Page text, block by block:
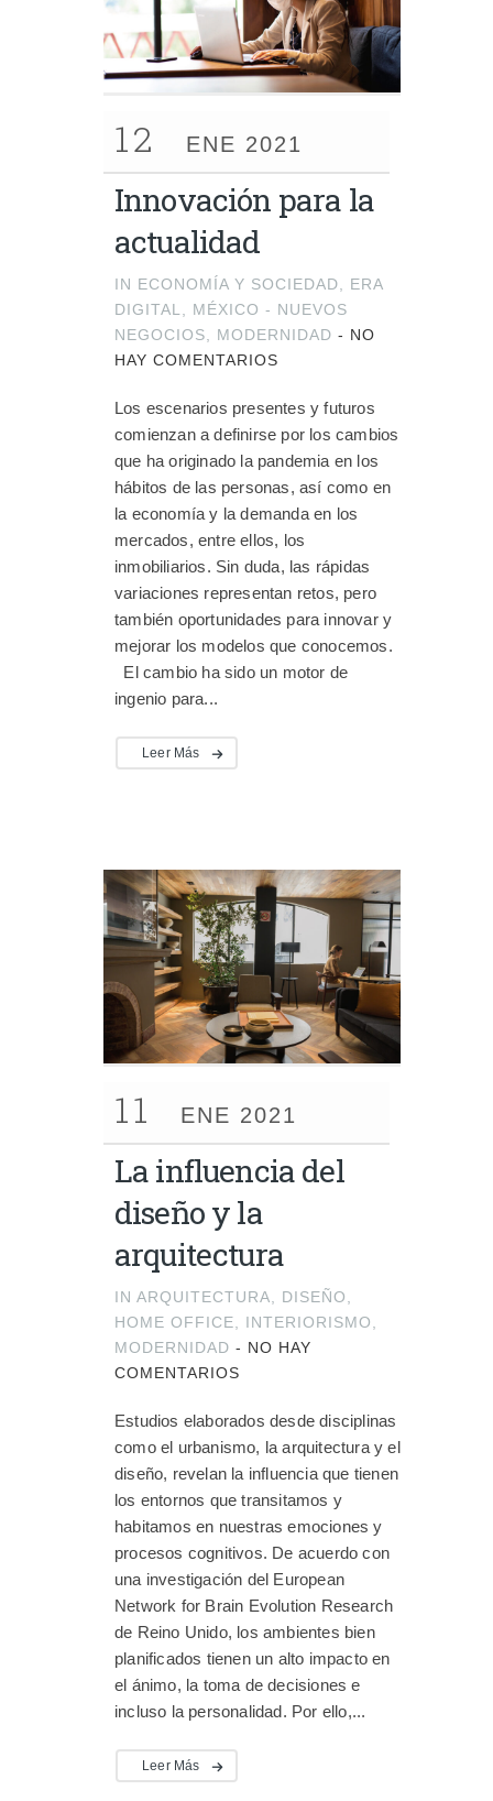
12 ENE 2021
Innovación para la
actualidad
IN ECONOMÍA Y SOCIEDAD, ERA
DIGITAL, MÉXICO - NUEVOS
NEGOCIOS, MODERNIDAD - NO
HAY COMENTARIOS
Los escenarios presentes y futuros
comienzan a definirse por los cambios
que ha originado la pandemia en los
hábitos de las personas, así como en
la economía y la demanda en los
mercados, entre ellos, los
inmobiliarios. Sin duda, las rápidas
variaciones representan retos, pero
también oportunidades para innovar y
mejorar los modelos que conocemos.
El cambio ha sido un motor de
ingenio para...
Leer Más
11 ENE 2021
La influencia del
diseño y la
arquitectura
IN ARQUITECTURA DISEÑO
HOME OFFICE
INTERIORISMO
MODERNIDAD - NO HAY
COMENTARIOS
Estudios elaborados desde disciplinas
como el urbanismo, la arquitectura y el
diseño, revelan la influencia que tienen
los entornos que transitamos y
habitamos en nuestras emociones y
procesos cognitivos. De acuerdo con
una investigación del European
Network for Brain Evolution Research
de Reino Unido, los ambientes bien
planificados tienen un alto impacto en
el ánimo, la toma de decisiones e
incluso la personalidad. Por ello,...
Leer Más